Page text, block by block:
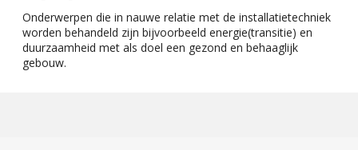
Onderwerpen die in nauwe relatie met de installatietechniek
worden behandeld zijn bijvoorbeeld energie(transitie) en
duurzaamheid met als doel een gezond en behaaglijk
gebouw.